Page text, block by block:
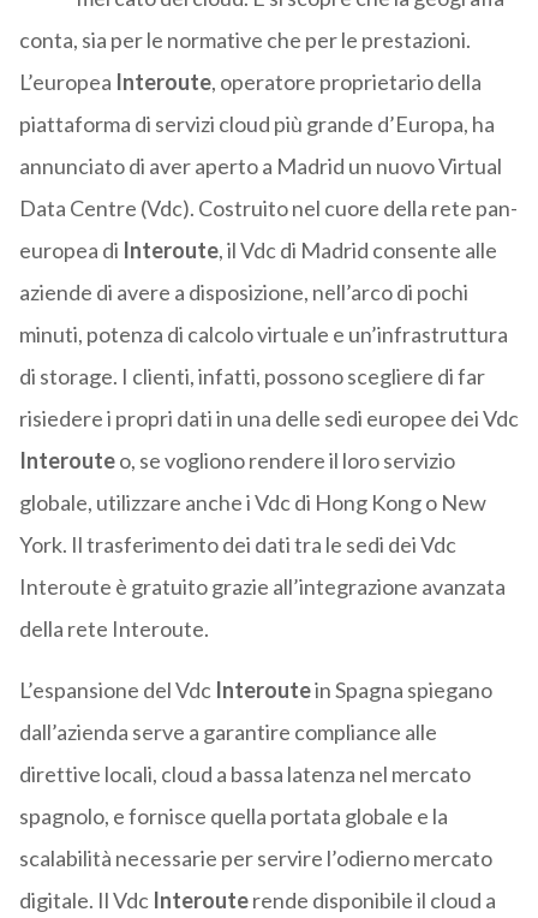
conta, sia per le normative che per le prestazioni.
L’europea Interoute, operatore proprietario della
piattaforma di servizi cloud più grande d’Europa, ha
annunciato di aver aperto a Madrid un nuovo Virtual
Data Centre (Vdc). Costruito nel cuore della rete pan-
europea di Interoute, il Vdc di Madrid consente alle
aziende di avere a disposizione, nell’arco di pochi
minuti, potenza di calcolo virtuale e un’infrastruttura
di storage. I clienti, infatti, possono scegliere di far
risiedere i propri dati in una delle sedi europee dei Vdc
Interouteo, se vogliono rendere il loro servizio
globale, utilizzare anche i Vdc di Hong Kong o New
York. Il trasferimento dei dati tra le sedi dei Vdc
Interoute è gratuito grazie all’integrazione avanzata
della rete Interoute.
L’espansione del Vdc Interoutein Spagna spiegano
dall’azienda serve a garantire compliance alle
direttive locali, cloud a bassa latenza nel mercato
spagnolo, e fornisce quella portata globale e la
scalabilità necessarie per servire l’odierno mercato
digitale. Il Vdc Interouterende disponibile il cloud a